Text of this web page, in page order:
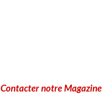
Contacter notre Magazine